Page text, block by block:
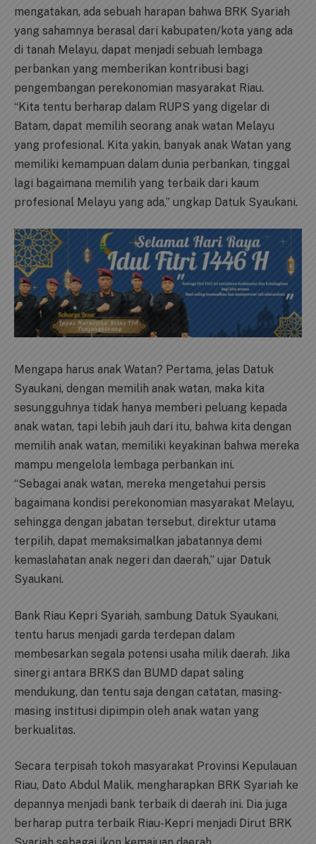
mengatakan, ada sebuah harapan bahwa BRK Syariah
yang sahamnya berasal dari kabupaten/kota yang ada
di tanah Melayu, dapat menjadi sebuah lembaga
perbankan yang memberikan kontribusi bagi
pengembangan perekonomian masyarakat Riau.
“Kita tentu berharap dalam RUPS yang digelar di
Batam, dapat memilih seorang anak watan Melayu
yang profesional. Kita yakin, banyak anak Watan yang
memiliki kemampuan dalam dunia perbankan, tinggal
lagi bagaimana memilih yang terbaik dari kaum
profesional Melayu yang ada,” ungkap Datuk Syaukani.
Mengapa harus anak Watan? Pertama, jelas Datuk
Syaukani, dengan memilih anak watan, maka kita
sesungguhnya tidak hanya memberi peluang kepada
anak watan, tapi lebih jauh dari itu, bahwa kita dengan
memilih anak watan, memiliki keyakinan bahwa mereka
mampu mengelola lembaga perbankan ini.
“Sebagai anak watan, mereka mengetahui persis
bagaimana kondisi perekonomian masyarakat Melayu,
sehingga dengan jabatan tersebut, direktur utama
terpilih, dapat memaksimalkan jabatannya demi
kemaslahatan anak negeri dan daerah,” ujar Datuk
Syaukani.
Bank Riau Kepri Syariah, sambung Datuk Syaukani,
tentu harus menjadi garda terdepan dalam
membesarkan segala potensi usaha milik daerah. Jika
sinergi antara BRKS dan BUMD dapat saling
mendukung, dan tentu saja dengan catatan, masing-
masing institusi dipimpin oleh anak watan yang
berkualitas.
Secara terpisah tokoh masyarakat Provinsi Kepulauan
Riau, Dato Abdul Malik, mengharapkan BRK Syariah ke
depannya menjadi bank terbaik di daerah ini. Dia juga
berharap putra terbaik Riau-Kepri menjadi Dirut BRK